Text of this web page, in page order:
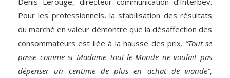
Pour les professionnels, la stabilisation des résultats
du marché en valeur démontre que la désaffection des
consommateurs est liée à la hausse des prix. “Tout se
passe comme si Madame Tout-le-Monde ne voulait pas
dépenser un centime de plus en achat de viande”,